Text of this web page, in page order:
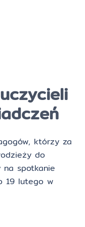
którzy za
do
na spotkanie
19 lutego w